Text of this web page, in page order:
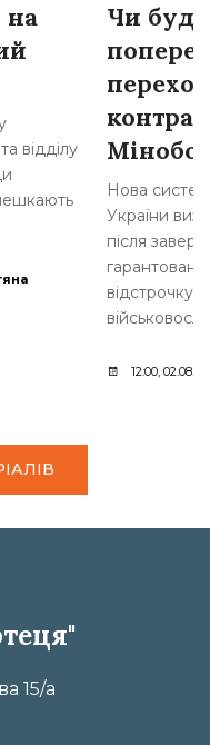
на
відділу
Чи
Нова
України
після
12:00,
15/а